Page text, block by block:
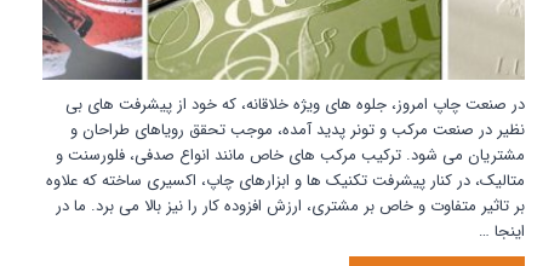
در صنعت چاپ امروز، جلوه های ویژه خلاقانه، که خود از پیشرفت های بی
نظیر در صنعت مرکب و تونر پدید آمده، موجب تحقق رویاهای طراحان و
مشتریان می شود. ترکیب مرکب های خاص مانند انواع صدفی، فلورسنت و
متالیک، در کنار پیشرفت تکنیک ها و ابزارهای چاپ، اکسیری ساخته که علاوه
بر تاثیر متفاوت و خاص بر مشتری، ارزش افزوده کار را نیز بالا می برد. ما در
اینجا …